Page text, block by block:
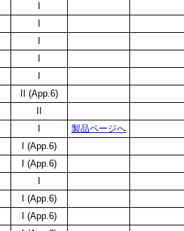
II (App.6)
製品ページへ
I (App.6)
I (App.6)
I (App.6)
I (App.6)